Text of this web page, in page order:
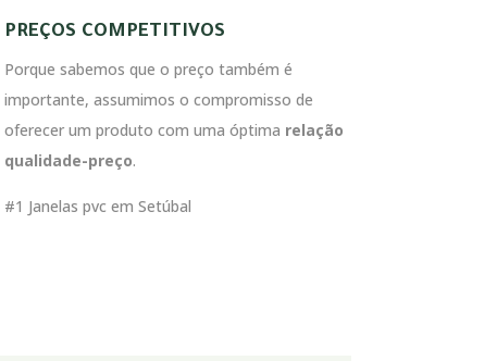
PREÇOS COMPETITIVOS
Porque sabemos que o preço também é
importante, assumimos o compromisso de
oferecer um produto com uma óptima relação
qualidade-preço.
#1 Janelas pvc em Setúbal